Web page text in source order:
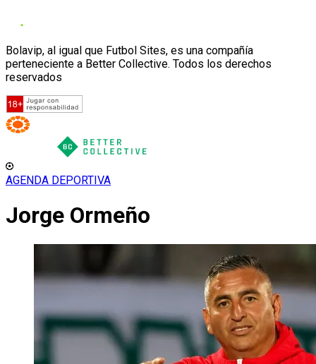
Bolavip, al igual que Futbol Sites, es una compañía
perteneciente a Better Collective. Todos los derechos
reservados
AGENDA DEPORTIVA
Jorge Ormeño